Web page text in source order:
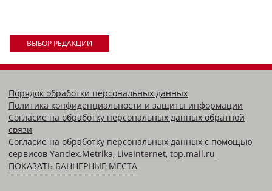
ВЫБОР РЕДАКЦИИ
Порядок обработки персональных данных
Политика конфиденциальности и защиты информации
Согласие на обработку персональных данных обратной
связи
Согласие на обработку персональных данных с помощью
сервисов Yandex.Metrika, LiveInternet, top.mail.ru
ПОКАЗАТЬ БАННЕРНЫЕ МЕСТА